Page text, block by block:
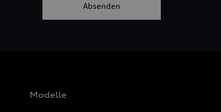
Modelle